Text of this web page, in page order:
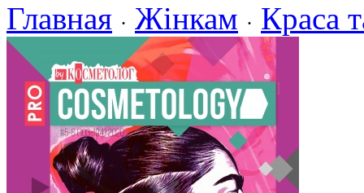
Главная · Жінкам · Краса